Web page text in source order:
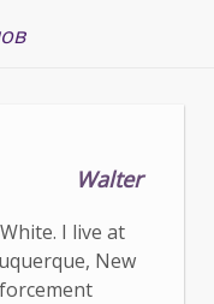
Walter
I live at
New